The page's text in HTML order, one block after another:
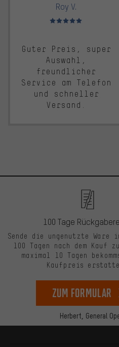
Roy V.
Bewertungen: 5 von 5
Guter Preis, super
Auswahl,
freundlicher
Service am Telefon
und schneller
Versand.
Herbert, General
100 Tage
Sende die ungenutzte Ware
100 Tagen nach dem Kauf
maximal 10 Tagen
Kaufpreis
zum Formular